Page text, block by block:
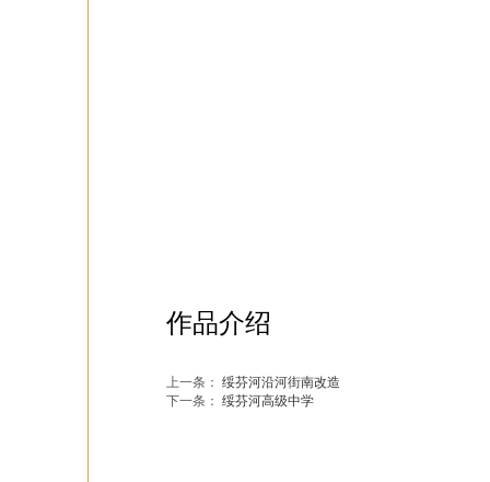
作品介绍
上一条： 绥芬河沿河街南改造
下一条： 绥芬河高级中学